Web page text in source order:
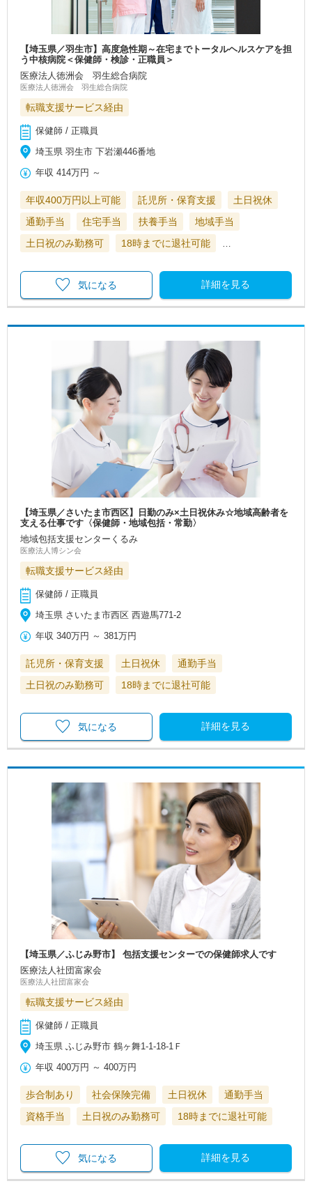
【埼玉県／羽生市】高度急性期～在宅までトータルヘルスケアを担
う中核病院＜保健師・検診・正職員＞
医療法人徳洲会 羽生総合病院
医療法人徳洲会 羽生総合病院
転職支援サービス経由
保健師 / 正職員
埼玉県 羽生市 下岩瀬446番地
年収 414万円 ～
年収400万円以上可能 託児所・保育支援
土日祝休
通勤手当
住宅手当 扶養手当
地域手当
土日祝のみ勤務可
18時までに退社可能
詳細を見る
気になる
【埼玉県／さいたま市西区】日勤のみ×土日祝休み☆地域高齢者を
支える仕事です〈保健師・地域包括・常勤〉
地域包括支援センターくるみ
医療法人博シン会
転職支援サービス経由
保健師 / 正職員
埼玉県 さいたま市西区 西遊馬771-2
年収 340万円 ～381万円
託児所・保育支援 土日祝休
通勤手当
土日祝のみ勤務可
18時までに退社可能
詳細を見る
気になる
【埼玉県／ふじみ野市】 包括支援センターでの保健師求人です
医療法人社団富家会
医療法人社団富家会
転職支援サービス経由
保健師 / 正職員
埼玉県 ふじみ野市 鶴ヶ舞1-1-18-1Ｆ
年収 400万円 ～400万円
歩合制あり 社会保険完備 土日祝休
通勤手当
資格手当
土日祝のみ勤務可 18時までに退社可能
詳細を見る
気になる